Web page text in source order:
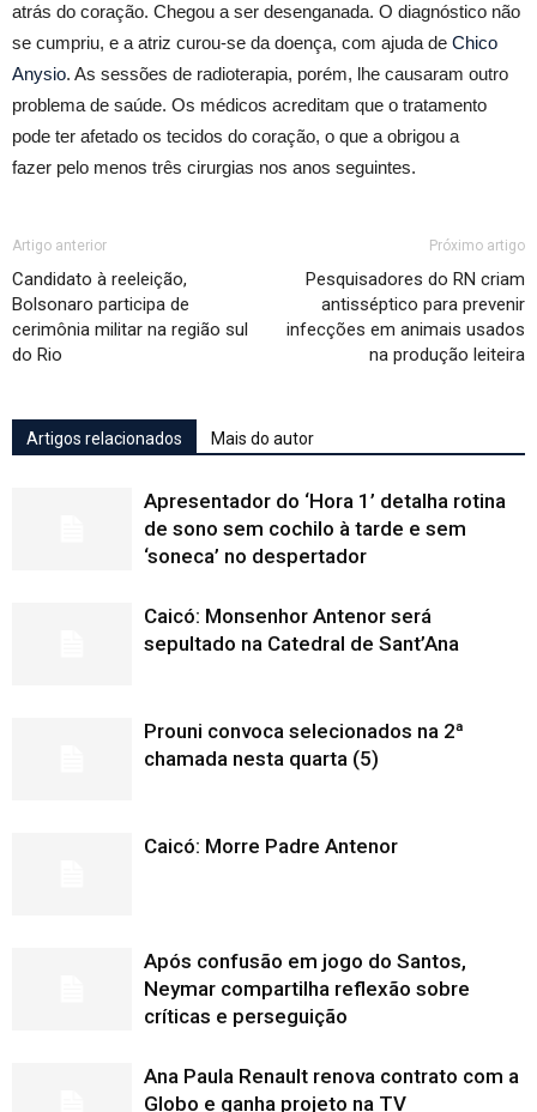
atrás do coração. Chegou a ser desenganada. O diagnóstico não
se cumpriu, e a atriz curou-se da doença, com ajuda de Chico
Anysio. As sessões de radioterapia, porém, lhe causaram outro
problema de saúde. Os médicos acreditam que o tratamento
pode ter afetado os tecidos do coração, o que a obrigou a
fazer pelo menos três cirurgias nos anos seguintes.
Artigo anterior
Candidato à reeleição,
Bolsonaro participa de
cerimônia militar na região sul
do Rio
Próximo artigo
Pesquisadores do RN criam
antisséptico para prevenir
infecções em animais usados
na produção leiteira
Artigos relacionados Mais do autor
Apresentador do ‘Hora 1’ detalha rotina
de sono sem cochilo à tarde e sem
‘soneca’ no despertador
Caicó: Monsenhor Antenor será
sepultado na Catedral de Sant’Ana
Prouni convoca selecionados na 2ª
chamada nesta quarta (5)
Caicó: Morre Padre Antenor
Após confusão em jogo do Santos,
Neymar compartilha reflexão sobre
críticas e perseguição
Ana Paula Renault renova contrato com a
Globo e ganha projeto na TV